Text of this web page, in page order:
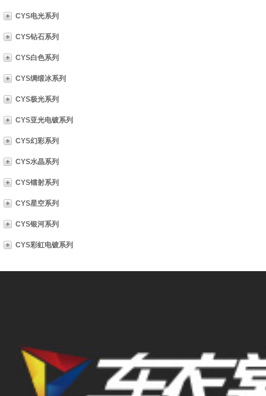
CYS电光系列
CYS钻石系列
CYS白色系列
CYS绸缎冰系列
CYS极光系列
CYS亚光电镀系列
CYS幻彩系列
CYS水晶系列
CYS镭射系列
CYS星空系列
CYS银河系列
CYS彩虹电镀系列